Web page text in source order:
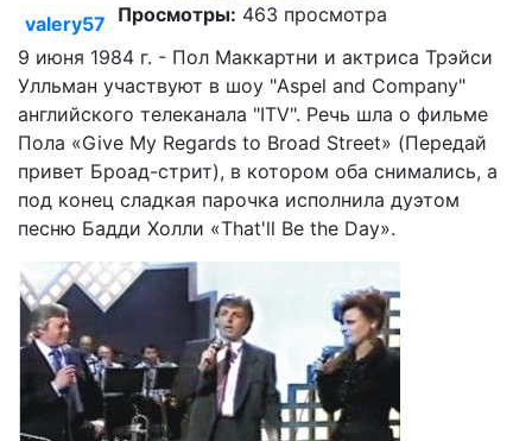
valery57 Просмотры: 463 просмотра
9 июня 1984 г. - Пол Маккартни и актриса Трэйси
Улльман участвуют в шоу "Aspel and Company"
английского телеканала "ITV". Речь шла о фильме
Пола «Give My Regards to Broad Street» (Передай
привет Броад-стрит), в котором оба снимались, а
под конец сладкая парочка исполнила дуэтом
песню Бадди Холли «That'll Be the Day».